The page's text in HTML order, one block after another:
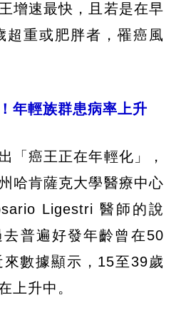
增速最快，且若是在早
超重或肥胖者，罹癌風
年輕族群患病率上升
「癌王正在年輕化」，
哈肯薩克大學醫療中心
Ligestri 醫師的說
普遍好發年齡曾在50
數據顯示，15至39歲
上升中。